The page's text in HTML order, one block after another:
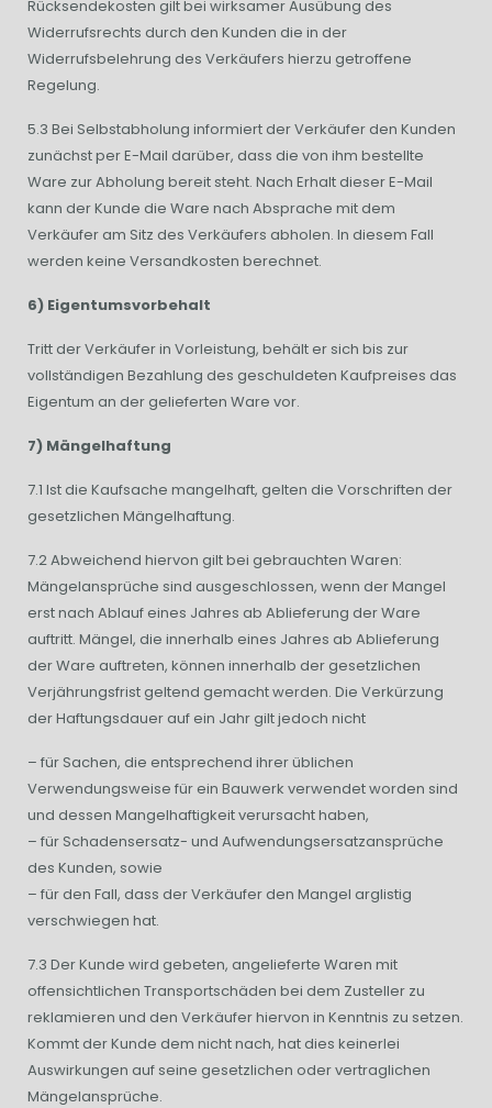
Rücksendekosten gilt bei wirksamer Ausübung des
Widerrufsrechts durch den Kunden die in der
Widerrufsbelehrung des Verkäufers hierzu getroffene
Regelung.
5.3 Bei Selbstabholung informiert der Verkäufer den Kunden
zunächst per E-Mail darüber, dass die von ihm bestellte
Ware zur Abholung bereit steht. Nach Erhalt dieser E-Mail
kann der Kunde die Ware nach Absprache mit dem
Verkäufer am Sitz des Verkäufers abholen. In diesem Fall
werden keine Versandkosten berechnet.
6) Eigentumsvorbehalt
Tritt der Verkäufer in Vorleistung, behält er sich bis zur
vollständigen Bezahlung des geschuldeten Kaufpreises das
Eigentum an der gelieferten Ware vor.
7) Mängelhaftung
7.1 Ist die Kaufsache mangelhaft, gelten die Vorschriften der
gesetzlichen Mängelhaftung.
7.2 Abweichend hiervon gilt bei gebrauchten Waren:
Mängelansprüche sind ausgeschlossen, wenn der Mangel
erst nach Ablauf eines Jahres ab Ablieferung der Ware
auftritt. Mängel, die innerhalb eines Jahres ab Ablieferung
der Ware auftreten, können innerhalb der gesetzlichen
Verjährungsfrist geltend gemacht werden. Die Verkürzung
der Haftungsdauer auf ein Jahr gilt jedoch nicht
– für Sachen, die entsprechend ihrer üblichen
Verwendungsweise für ein Bauwerk verwendet worden sind
und dessen Mangelhaftigkeit verursacht haben,
– für Schadensersatz- und Aufwendungsersatzansprüche
des Kunden, sowie
– für den Fall, dass der Verkäufer den Mangel arglistig
verschwiegen hat.
7.3 Der Kunde wird gebeten, angelieferte Waren mit
offensichtlichen Transportschäden bei dem Zusteller zu
reklamieren und den Verkäufer hiervon in Kenntnis zu setzen.
Kommt der Kunde dem nicht nach, hat dies keinerlei
Auswirkungen auf seine gesetzlichen oder vertraglichen
Mängelansprüche.